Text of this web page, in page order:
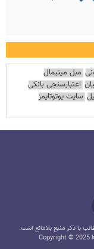
مبل مینیمال
اعتبارسنجی بانکی
سایت یوتوتایمز
با ذکر منبع بلامانع است.
Copyright © 2025